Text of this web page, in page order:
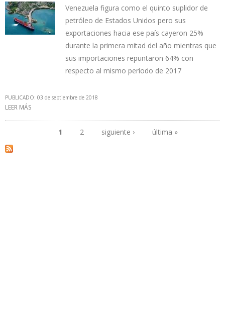
Venezuela figura como el quinto suplidor de
petróleo de Estados Unidos pero sus
exportaciones hacia ese país cayeron 25%
durante la primera mitad del año mientras que
sus importaciones repuntaron 64% con
respecto al mismo período de 2017
PUBLICADO: 03 de septiembre de 2018
LEER MÁS
Páginas
1 2 siguiente › última »